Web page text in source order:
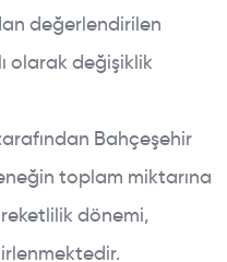
değerlendirilen
olarak değişiklik
Bahçeşehir
toplam miktarına
dönemi,